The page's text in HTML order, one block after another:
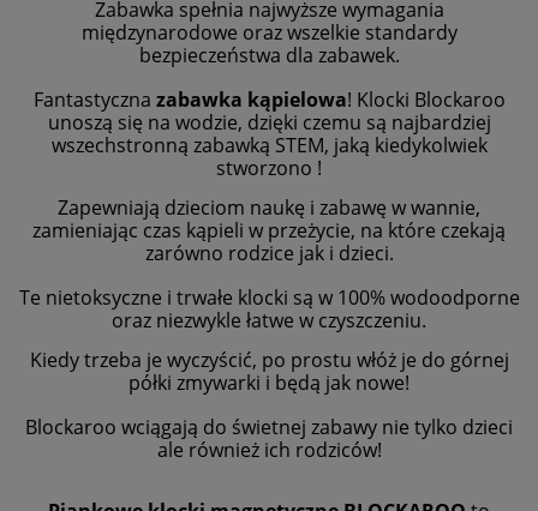
Zabawka spełnia najwyższe wymagania
międzynarodowe oraz wszelkie standardy
bezpieczeństwa dla zabawek.
Fantastyczna zabawka kąpielowa! Klocki Blockaroo
unoszą się na wodzie, dzięki czemu są najbardziej
wszechstronną zabawką STEM, jaką kiedykolwiek
stworzono !
Zapewniają dzieciom naukę i zabawę w wannie,
zamieniając czas kąpieli w przeżycie, na które czekają
zarówno rodzice jak i dzieci.
Te nietoksyczne i trwałe klocki są w 100% wodoodporne
oraz niezwykle łatwe w czyszczeniu.
Kiedy trzeba je wyczyścić, po prostu włóż je do górnej
półki zmywarki i będą jak nowe!
Blockaroo wciągają do świetnej zabawy nie tylko dzieci
ale również ich rodziców!